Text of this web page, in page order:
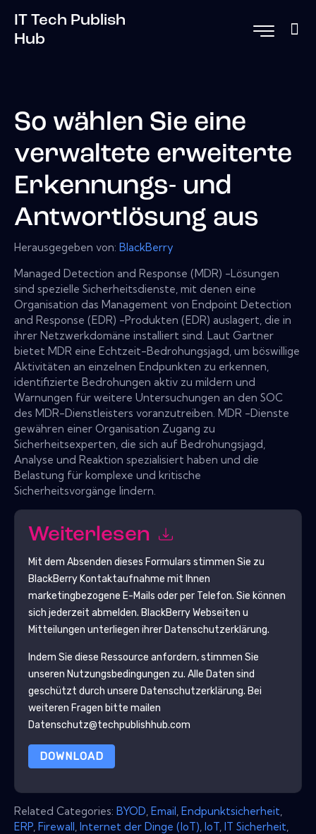
IT Tech Publish
Hub
So wählen Sie eine
verwaltete erweiterte
Erkennungs- und
Antwortlösung aus
Herausgegeben von: BlackBerry
Managed Detection and Response (MDR) -Lösungen
sind spezielle Sicherheitsdienste, mit denen eine
Organisation das Management von Endpoint Detection
and Response (EDR) -Produkten (EDR) auslagert, die in
ihrer Netzwerkdomäne installiert sind. Laut Gartner
bietet MDR eine Echtzeit-Bedrohungsjagd, um böswillige
Aktivitäten an einzelnen Endpunkten zu erkennen,
identifizierte Bedrohungen aktiv zu mildern und
Warnungen für weitere Untersuchungen an den SOC
des MDR-Dienstleisters voranzutreiben. MDR -Dienste
gewähren einer Organisation Zugang zu
Sicherheitsexperten, die sich auf Bedrohungsjagd,
Analyse und Reaktion spezialisiert haben und die
Belastung für komplexe und kritische
Sicherheitsvorgänge lindern.
Weiterlesen
Mit dem Absenden dieses Formulars stimmen Sie zu
BlackBerryKontaktaufnahme mit Ihnen
marketingbezogene E-Mails oder per Telefon. Sie können
sich jederzeit abmelden. BlackBerryWebseiten u
Mitteilungen unterliegen ihrer Datenschutzerklärung.
Indem Sie diese Ressource anfordern, stimmen Sie
unseren Nutzungsbedingungen zu. Alle Daten sind
geschützt durch unsere Datenschutzerklärung. Bei
weiteren Fragen bitte mailen
Datenschutz@techpublishhub.com
DOWNLOAD
Related Categories: BYOD Email Endpunktsicherheit
ERP Firewall Internet der Dinge (IoT) IoT IT Sicherheit